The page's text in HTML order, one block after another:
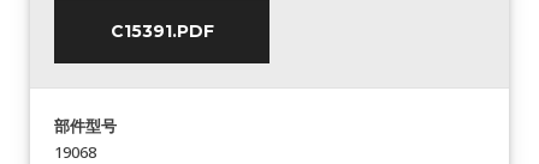
C15391.PDF
部件型号
19068